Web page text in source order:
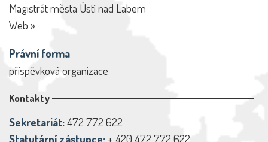
Magistrát města Ústí nad Labem
Web »
Právní forma
příspěvková organizace
Kontakty
Sekretariát:472 772 622
Statutární zástupce: + 420 472 772 622